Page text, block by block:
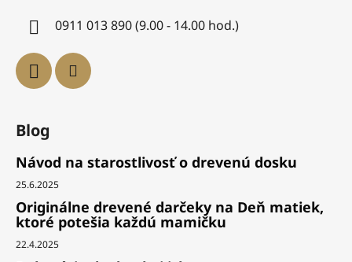
0911 013 890 (9.00 - 14.00 hod.)
Blog
Návod na starostlivosť o drevenú dosku
25.6.2025
Originálne drevené darčeky na Deň matiek,
ktoré potešia každú mamičku
22.4.2025